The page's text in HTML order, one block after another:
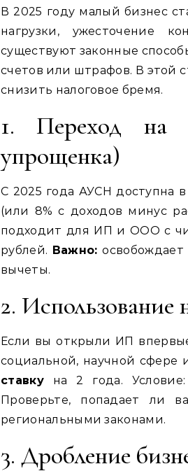
В 2025 году малый бизнес
нагрузки, ужесточение
существуют законные
счетов или штрафов. В этой
снизить налоговое бремя.
1. Переход на
упрощенка)
С 2025 года АУСН доступна
(или 8% с доходов минус
подходит для ИП и ООО с
рублей. Важно:
вычеты.
2.
Если вы открыли ИП
социальной, научной сфере
ставкуна 2 года.
Проверьте, попадает ли
региональными законами.
3. Дробление